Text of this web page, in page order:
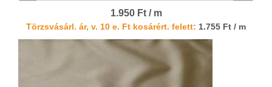
1.950 Ft / m
Törzsvásárl. ár, v. 10 e. Ft kosárért. felett: 1.755 Ft / m